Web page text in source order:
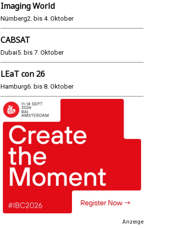
WM 2026: ARD und ZDF im Remote-
Modus
Imaging World
Nürnberg2. bis 4. Oktober
CABSAT
Dubai5. bis 7. Oktober
LEaT con 26
Hamburg6. bis 8. Oktober
Anzeige